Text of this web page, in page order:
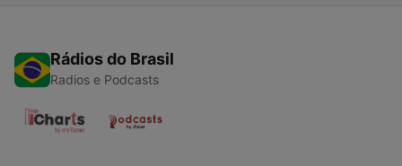
Rádios do Brasil
Radios e Podcasts